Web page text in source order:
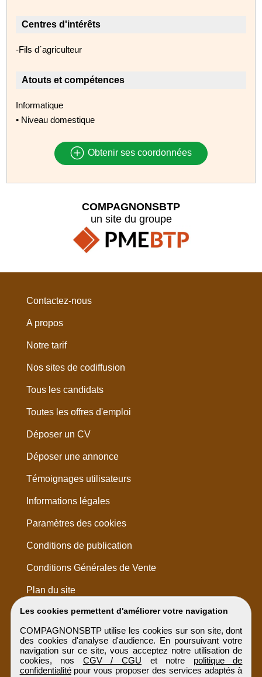
Centres d'intérêts
-Fils d´agriculteur
Atouts et compétences
Informatique
• Niveau domestique
Obtenir ses coordonnées
Les cookies permettent d'améliorer votre navigation
COMPAGNONSBTP utilise les cookies sur son site, dont
des cookies d'analyse d'audience. En poursuivant votre
navigation sur ce site, vous acceptez notre utilisation de
cookies, nos CGV / CGU et notre politique de
confidentialitépour vous proposer des services adaptés à
COMPAGNONSBTP
un site du groupe
Contactez-nous
A propos
Notre tarif
Nos sites de codiffusion
Tous les candidats
Toutes les offres d'emploi
Déposer un CV
Déposer une annonce
Témoignages utilisateurs
Informations légales
Paramètres des cookies
Conditions de publication
Conditions Générales de Vente
Plan du site